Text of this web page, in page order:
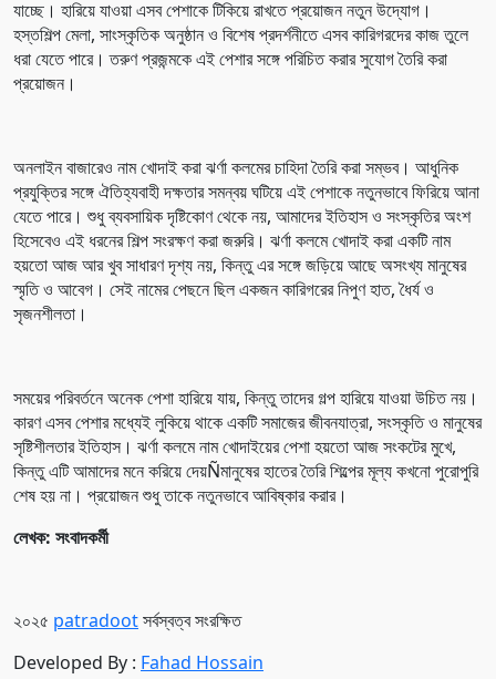
যাচ্ছে। হারিয়ে যাওয়া এসব পেশাকে টিকিয়ে রাখতে প্রয়োজন নতুন উদ্যোগ।
হস্তশিল্প মেলা, সাংস্কৃতিক অনুষ্ঠান ও বিশেষ প্রদর্শনীতে এসব কারিগরদের কাজ তুলে
ধরা যেতে পারে। তরুণ প্রজন্মকে এই পেশার সঙ্গে পরিচিত করার সুযোগ তৈরি করা
প্রয়োজন।
অনলাইন বাজারেও নাম খোদাই করা ঝর্ণা কলমের চাহিদা তৈরি করা সম্ভব। আধুনিক
প্রযুক্তির সঙ্গে ঐতিহ্যবাহী দক্ষতার সমন্বয় ঘটিয়ে এই পেশাকে নতুনভাবে ফিরিয়ে আনা
যেতে পারে। শুধু ব্যবসায়িক দৃষ্টিকোণ থেকে নয়, আমাদের ইতিহাস ও সংস্কৃতির অংশ
হিসেবেও এই ধরনের শিল্প সংরক্ষণ করা জরুরি। ঝর্ণা কলমে খোদাই করা একটি নাম
হয়তো আজ আর খুব সাধারণ দৃশ্য নয়, কিন্তু এর সঙ্গে জড়িয়ে আছে অসংখ্য মানুষের
স্মৃতি ও আবেগ। সেই নামের পেছনে ছিল একজন কারিগরের নিপুণ হাত, ধৈর্য ও
সৃজনশীলতা।
সময়ের পরিবর্তনে অনেক পেশা হারিয়ে যায়, কিন্তু তাদের গল্প হারিয়ে যাওয়া উচিত নয়।
কারণ এসব পেশার মধ্যেই লুকিয়ে থাকে একটি সমাজের জীবনযাত্রা, সংস্কৃতি ও মানুষের
সৃষ্টিশীলতার ইতিহাস। ঝর্ণা কলমে নাম খোদাইয়ের পেশা হয়তো আজ সংকটের মুখে,
কিন্তু এটি আমাদের মনে করিয়ে দেয়Ñমানুষের হাতের তৈরি শিল্পের মূল্য কখনো পুরোপুরি
শেষ হয় না। প্রয়োজন শুধু তাকে নতুনভাবে আবিষ্কার করার।
লেখক: সংবাদকর্মী
২০২৫ patradootসর্বস্বত্ব সংরক্ষিত
Developed By : Fahad Hossain